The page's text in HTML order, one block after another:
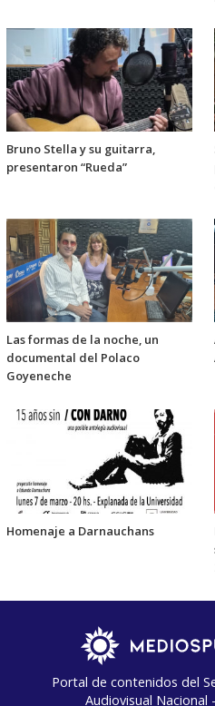
Bruno Stella y su guitarra,
presentaron “Rueda”
Las formas de la noche, un
documental del Polaco
Goyeneche
Homenaje a Darnauchans
Portal de contenidos del
Audiovisual Nacional